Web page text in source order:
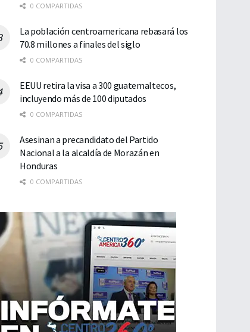
0 COMPARTIDAS
La población centroamericana rebasará los
70.8 millones a finales del siglo
0 COMPARTIDAS
EEUU retira la visa a 300 guatemaltecos,
incluyendo más de 100 diputados
0 COMPARTIDAS
Asesinan a precandidato del Partido
Nacional a la alcaldía de Morazán en
Honduras
0 COMPARTIDAS